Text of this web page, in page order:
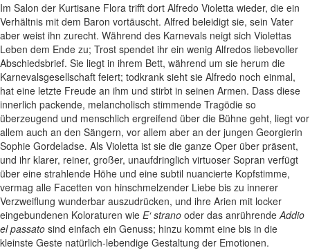
Im Salon der Kurtisane Flora trifft dort Alfredo Violetta wieder, die ein
Verhältnis mit dem Baron vortäuscht. Alfred beleidigt sie, sein Vater
aber weist ihn zurecht. Während des Karnevals neigt sich Violettas
Leben dem Ende zu; Trost spendet ihr ein wenig Alfredos liebevoller
Abschiedsbrief. Sie liegt in ihrem Bett, während um sie herum die
Karnevalsgesellschaft feiert; todkrank sieht sie Alfredo noch einmal,
hat eine letzte Freude an ihm und stirbt in seinen Armen. Dass diese
innerlich packende, melancholisch stimmende Tragödie so
überzeugend und menschlich ergreifend über die Bühne geht, liegt vor
allem auch an den Sängern, vor allem aber an der jungen Georgierin
Sophie Gordeladse. Als Violetta ist sie die ganze Oper über präsent,
und ihr klarer, reiner, großer, unaufdringlich virtuoser Sopran verfügt
über eine strahlende Höhe und eine subtil nuancierte Kopfstimme,
vermag alle Facetten von hinschmelzender Liebe bis zu innerer
Verzweiflung wunderbar auszudrücken, und ihre Arien mit locker
eingebundenen Koloraturen wie E‘ strano oder das anrührendeAddio
el passato sind einfach ein Genuss; hinzu kommt eine bis in die
kleinste Geste natürlich-lebendige Gestaltung der Emotionen.